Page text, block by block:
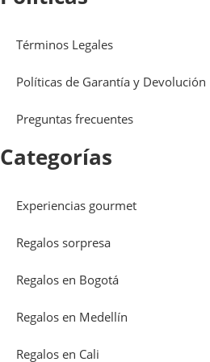
Términos Legales
Políticas de Garantía y Devolución
Preguntas frecuentes
Categorías
Experiencias gourmet
Regalos sorpresa
Regalos en Bogotá
Regalos en Medellín
Regalos en Cali